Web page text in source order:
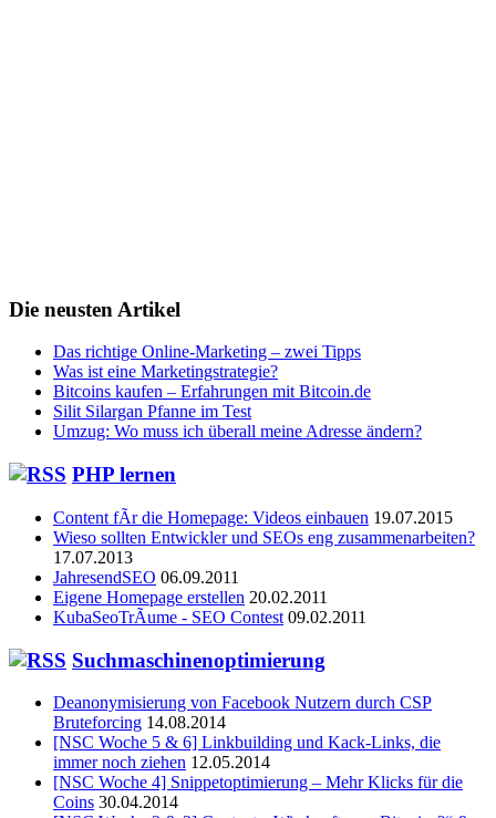
Die neusten Artikel
Das richtige Online-Marketing – zwei Tipps
Was ist eine Marketingstrategie?
Bitcoins kaufen – Erfahrungen mit Bitcoin.de
Silit Silargan Pfanne im Test
Umzug: Wo muss ich überall meine Adresse ändern?
PHP lernen
Content fÃr die Homepage: Videos einbauen 19.07.2015
Wieso sollten Entwickler und SEOs eng zusammenarbeiten?
17.07.2013
JahresendSEO 06.09.2011
Eigene Homepage erstellen 20.02.2011
KubaSeoTrÃume - SEO Contest 09.02.2011
Suchmaschinenoptimierung
Deanonymisierung von Facebook Nutzern durch CSP
Bruteforcing 14.08.2014
[NSC Woche 5 & 6] Linkbuilding und Kack-Links, die
immer noch ziehen 12.05.2014
[NSC Woche 4] Snippetoptimierung – Mehr Klicks für die
Coins 30.04.2014